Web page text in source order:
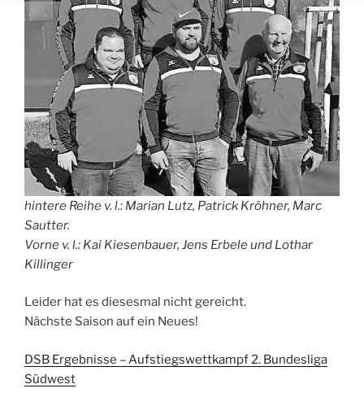
hintere Reihe v. l.: Marian Lutz, Patrick Kröhner, Marc
Sautter.
Vorne v. l.: Kai Kiesenbauer, Jens Erbele und Lothar
Killinger
Leider hat es diesesmal nicht gereicht.
Nächste Saison auf ein Neues!
DSB Ergebnisse – Aufstiegswettkampf 2. Bundesliga
Südwest